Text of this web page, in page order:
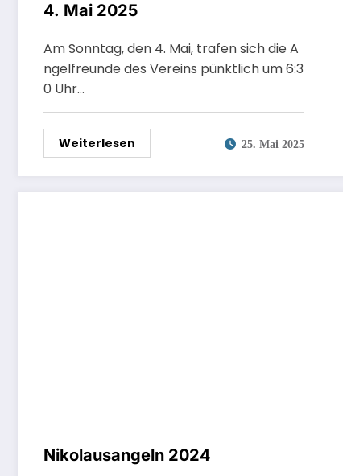
4. Mai 2025
Am Sonntag, den 4. Mai, trafen sich die A
ngelfreunde des Vereins pünktlich um 6:3
0 Uhr…
Weiterlesen 25. Mai 2025
Nikolausangeln 2024